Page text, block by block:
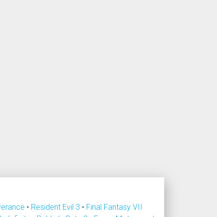
• Resident Evil 3 • Final Fantasy VII